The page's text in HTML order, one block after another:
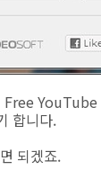
합니다.
되겠죠.